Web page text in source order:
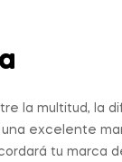
la multitud, la
una excelente
tu marca